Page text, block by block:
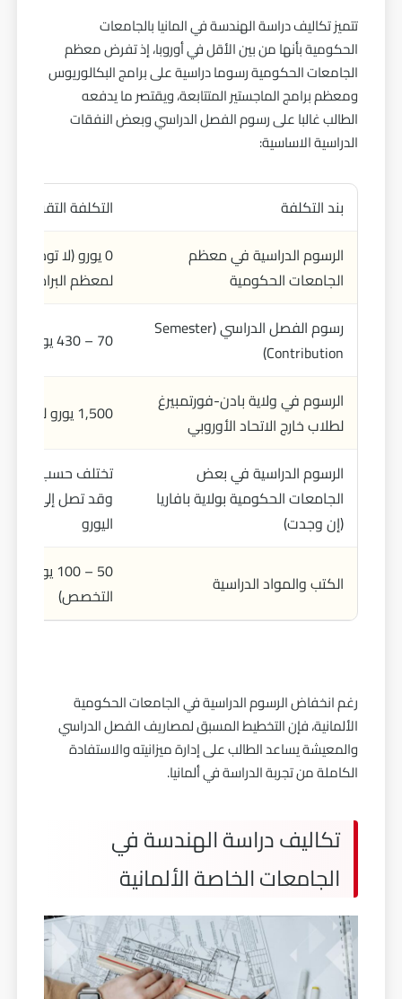
تتميز تكاليفدراسة الهندسة في المانيابالجامعات
الحكومية بأنها من بين الأقل في أوروبا، إذ تفرض معظم
الجامعات الحكومية رسوما دراسية على برامج البكالوريوس
ومعظم برامج الماجستير المتتابعة، ويقتصر ما يدفعه
الطالب غالبا على رسوم الفصل الدراسي وبعض النفقات
الدراسية الاساسية:
بند التكلفة
التكلفة التقريبية
الرسوم الدراسية في معظم
الجامعات الحكومية
0 يورو (لا توجد
لمعظم البرامج)
رسوم الفصل الدراسي (Semester
Contribution)
70 – 430 يورو لكل فصل دراسي
الرسوم في ولاية بادن-فورتمبيرغ
لطلاب خارج الاتحاد الأوروبي
1,500 يورو لكل فصل دراسي
الرسوم الدراسية في بعض
الجامعات الحكومية بولاية بافاريا
(إن وجدت)
تختلف حسب
وقد تصل إلى عدة
اليورو
الكتب والمواد الدراسية
50 – 100
التخصص)
رغم انخفاض الرسوم الدراسية في الجامعات الحكومية
الألمانية، فإن التخطيط المسبق لمصاريف الفصل الدراسي
والمعيشة يساعد الطالب على إدارة ميزانيته والاستفادة
الكاملة من تجربة الدراسة في ألمانيا.
تكاليف دراسة الهندسة في
الجامعات الخاصة الألمانية